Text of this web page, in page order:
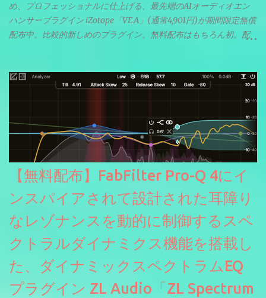
め、プロフェッショナルに仕上げる、最先端のAIオーディオエン
ハンサープラグイン iZotope「VEA」(通常4,901円)が期間限定無償
配布中。比較的新しめのプラグイン。無料配布はもちろん初。配
【無料配布】FabFilter Pro-Q 4にイ
ンスパイアされて設計された耳障り
なレゾナンスを動的に制御するスペ
クトラルダイナミクス機能を搭載し
た、ダイナミックスペクトラムEQ
プラグイン ZL Audio「ZL Spectrum